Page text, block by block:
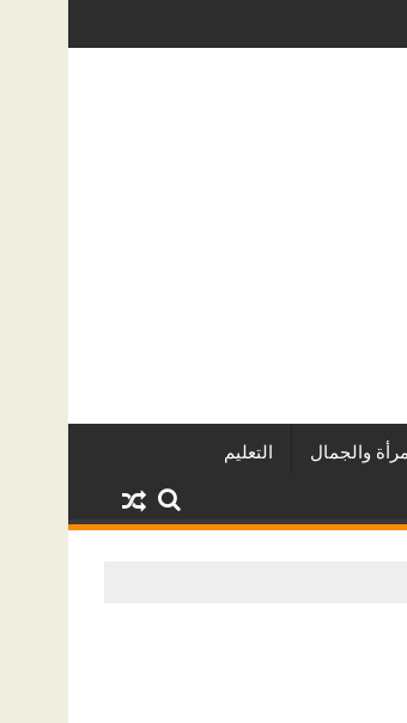
وتُتوَّج بلقب أفضل مصممة أزياء لعام 2026
والجمال التعليم